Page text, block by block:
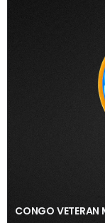
CONGO